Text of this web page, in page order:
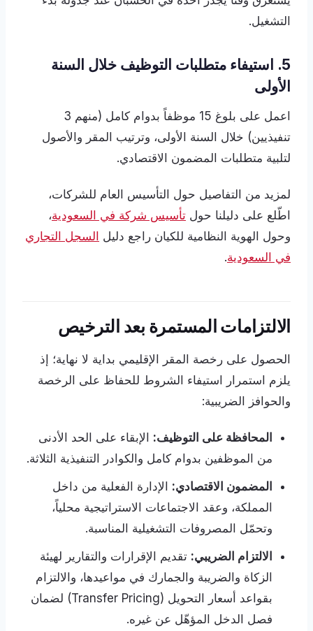
التشغيل.
5. استيفاء متطلبات التوظيف خلال السنة
الأولى
اعمل على بلوغ 15 موظفاً بدوام كامل (منهم 3
تنفيذيين) خلال السنة الأولى، وترتيب المقر والأصول
لتلبية متطلبات المضمون الاقتصادي.
لمزيد من التفاصيل حول التأسيس العام للشركات،
اطّلع على دليلنا حول تأسيس شركة في السعودية،
وحول الهوية النظامية للكيان راجع دليل السجل التجاري
في السعودية.
الالتزامات المستمرة بعد الترخيص
الحصول على رخصة المقر الإقليمي بداية لا نهاية؛ إذ
يلزم استمرار استيفاء الشروط للحفاظ على الرخصة
والحوافز الضريبية:
المحافظة على التوظيف: الإبقاء على الحد الأدنى
من الموظفين بدوام كامل والكوادر التنفيذية الثلاثة.
المضمون الاقتصادي: الإدارة الفعلية من داخل
المملكة، وعقد الاجتماعات الاستراتيجية محلياً،
وتحمّل المصروفات التشغيلية المناسبة.
الالتزام الضريبي: تقديم الإقرارات والتقارير لهيئة
الزكاة والضريبة والجمارك في مواعيدها، والالتزام
بقواعد أسعار التحويل (Transfer Pricing) لضمان
فصل الدخل المؤهّل عن غيره.